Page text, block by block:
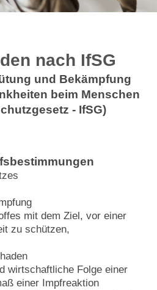
nach IfSG
und Bekämpfung
beim Menschen
- IfSG)
mit dem Ziel, vor einer
zu schützen,
wirtschaftliche Folge einer
einer Impfreaktion